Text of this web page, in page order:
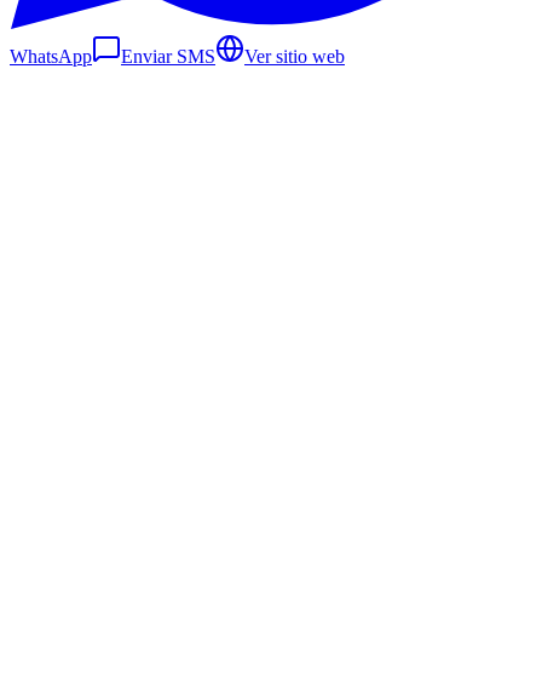
WhatsApp Enviar SMS Ver sitio web